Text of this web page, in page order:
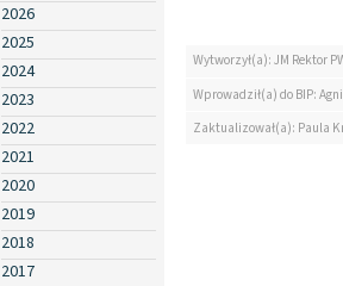
2026
2025
2024
2023
2022
2021
2020
2019
2018
2017
Wytworzył(a): JM Rektor
Wprowadził(a) do BIP:
Zaktualizował(a): Paula